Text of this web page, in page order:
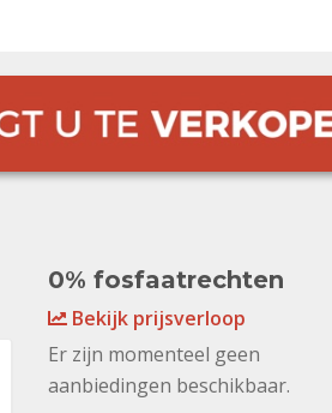
0% fosfaatrechten
Bekijk prijsverloop
Er zijn momenteel geen
aanbiedingen beschikbaar.